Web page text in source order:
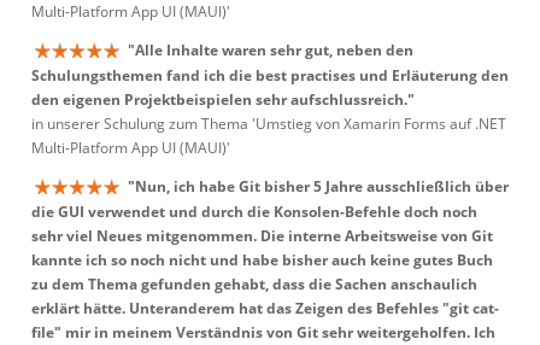
Multi-Platform App UI (MAUI)'
"Alle Inhalte waren sehr gut, neben den
Schulungsthemen fand ich die best practises und Erläuterung den
den eigenen Projektbeispielen sehr aufschlussreich."
in unserer Schulung zum Thema 'Umstieg von Xamarin Forms auf .NET
Multi-Platform App UI (MAUI)'
"Nun, ich habe Git bisher 5 Jahre ausschließlich über
die GUI verwendet und durch die Konsolen-Befehle doch noch
sehr viel Neues mitgenommen. Die interne Arbeitsweise von Git
kannte ich so noch nicht und habe bisher auch keine gutes Buch
zu dem Thema gefunden gehabt, dass die Sachen anschaulich
erklärt hätte. Unteranderem hat das Zeigen des Befehles "git cat-
file" mir in meinem Verständnis von Git sehr weitergeholfen. Ich